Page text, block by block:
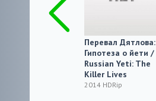
Перевал Дятлова:
Гипотеза о йети /
Russian Yeti: The
Killer Lives
2014 HDRip